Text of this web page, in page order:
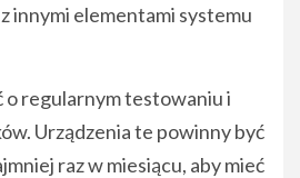
innymi elementami systemu
o regularnym testowaniu i
Urządzenia te powinny być
raz w miesiącu, aby mieć